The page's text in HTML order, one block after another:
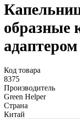
образные
Код товара
8375
Производитель
Green Helper
Страна
Китай